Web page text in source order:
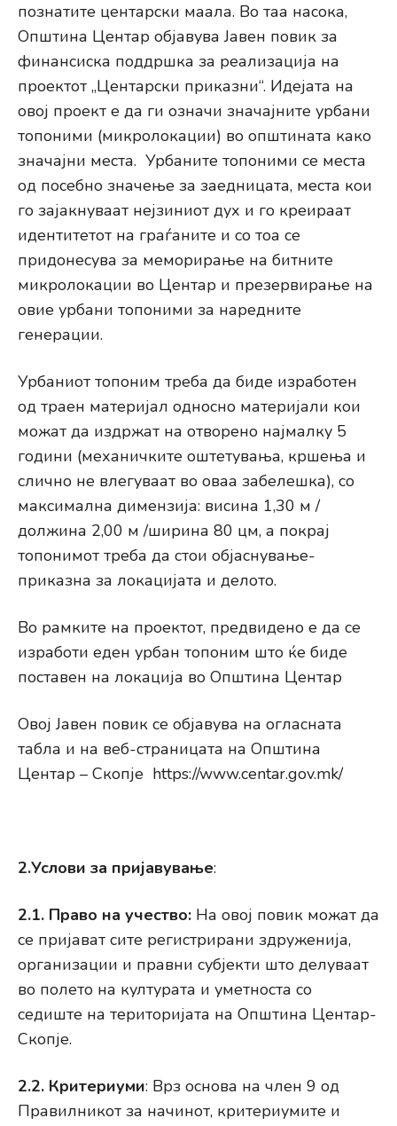
познатите центарски маала. Во таа насока,
Општина Центар објавува Јавен повик за
финансиска поддршка за реализација на
проектот „Центарски приказни“. Идејата на
овој проект е да ги означи значајните урбани
топоними (микролокации) во општината како
значајни места. Урбаните топоними се места
од посебно значење за заедницата, места кои
го зајакнуваат нејзиниот дух и го креираат
идентитетот на граѓаните и со тоа се
придонесува за меморирање на битните
микролокации во Центар и презервирање на
овие урбани топоними за наредните
генерации.
Урбаниот топоним треба да биде изработен
од траен материјал односно материјали кои
можат да издржат на отворено најмалку 5
години (механичките оштетувања, кршења и
слично не влегуваат во оваа забелешка), со
максимална димензија: висина 1,30 м /
должина 2,00 м /ширина 80 цм, а покрај
топонимот треба да стои објаснување-
приказна за локацијата и делото.
Во рамките на проектот, предвидено е да се
изработи еден урбан топоним што ќе биде
поставен на локација во Општина Центар
Овој Јавен повик се објавува на огласната
табла и на веб-страницата на Општина
Центар – Скопје https://www.centar.gov.mk/
2.Услови за пријавување:
2.1. Право на учество: На овој повик можат да
се пријават сите регистрирани здруженија,
организации и правни субјекти што делуваат
во полето на културата и уметноста со
седиште на територијата на Општина Центар-
Скопје.
2.2. Критериуми: Врз основа на член 9 од
Правилникот за начинот, критериумите и